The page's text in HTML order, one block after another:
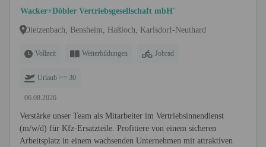
Bereich Kfz-Ersatzteile
Wacker+Döbler Vertriebsgesellschaft mbH'
Dietzenbach, Bensheim, Haßloch, Karlsdorf-Neuthard
Vollzeit Weiterbildungen Jobrad
Urlaub >= 30
06.08.2026
Verstärke unser Team als Mitarbeiter im Vertriebsinnendienst
(m/w/d) für Kfz-Ersatzteile. Profitiere von einem sicheren
Arbeitsplatz in einem wachsenden Unternehmen mit attraktiven